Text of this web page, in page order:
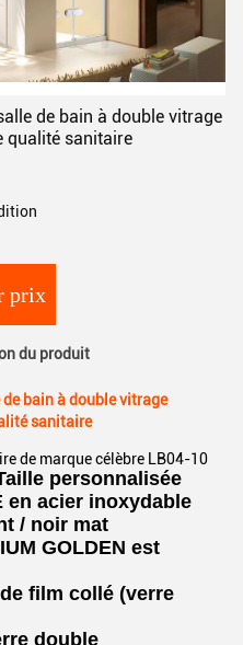
de bain à double vitrage
qualité sanitaire
prix
du produit
bain à double vitrage
sanitaire
de marque célèbre LB04-10
personnalisée
en acier inoxydable
/ noir mat
GOLDEN est
film collé (verre
double